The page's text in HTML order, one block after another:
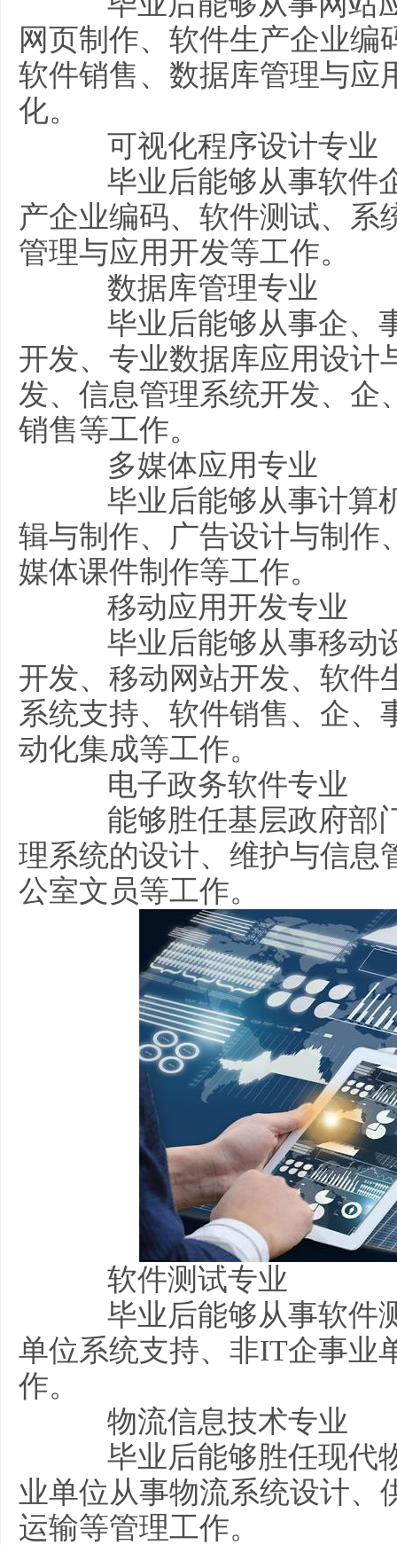
网页制作、软件生产企业
软件销售、数据库管理与应
化。
可视化程序设计专业
毕业后能够从事软件
产企业编码、软件测试、系
管理与应用开发等工作。
数据库管理专业
毕业后能够从事企、
开发、专业数据库应用设计
发、信息管理系统开发、企
销售等工作。
多媒体应用专业
毕业后能够从事计算
辑与制作、广告设计与制作
媒体课件制作等工作。
移动应用开发专业
毕业后能够从事移动
开发、移动网站开发、软件
系统支持、软件销售、企、
动化集成等工作。
电子政务软件专业
能够胜任基层政府部
理系统的设计、维护与信息
公室文员等工作。
软件测试专业
毕业后能够从事软件
单位系统支持、非IT企事业
作。
物流信息技术专业
毕业后能够胜任现代
业单位从事物流系统设计、
运输等管理工作。